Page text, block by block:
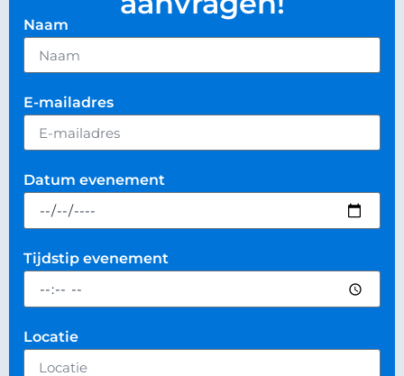
Naam
E-mailadres
Datum evenement
Tijdstip evenement
Locatie